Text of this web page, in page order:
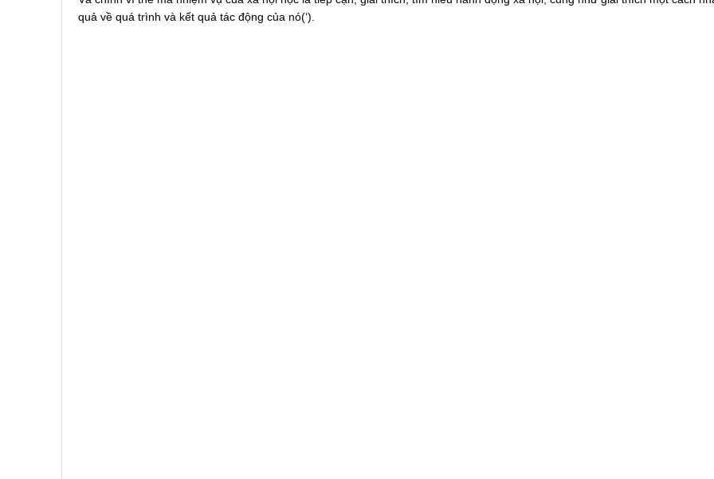
quả về quá trình và kết quả tác động của nó(‘).